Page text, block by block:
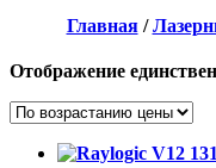
Главная/
Отображение